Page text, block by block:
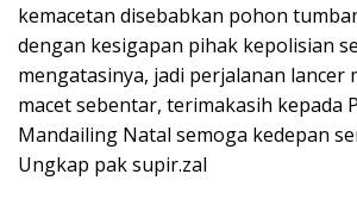
kemacetan disebabkan pohon
dengan kesigapan pihak kepolisian
mengatasinya, jadi perjalanan lancer
macet sebentar, terimakasih kepada
Mandailing Natal semoga kedepan
Ungkap pak supir.zal